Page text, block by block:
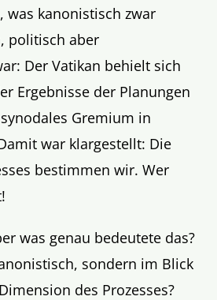
was kanonistisch zwar
politisch aber
Der Vatikan behielt sich
Ergebnisse der Planungen
Gremium in
war klargestellt: Die
bestimmen wir. Wer
was genau bedeutete das?
sondern im Blick
des Prozesses?